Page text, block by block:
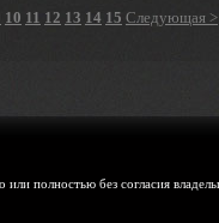
10 11 12 13 14 15 Следующая >
или полностью без согласия